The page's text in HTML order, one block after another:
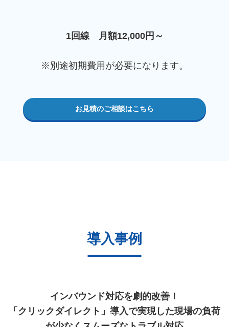
1回線 月額12,000円～
※別途初期費用が必要になります。
お見積のご相談はこちら
導入事例
インバウンド対応を劇的改善！
「クリックダイレクト」導入で実現した現場の負荷